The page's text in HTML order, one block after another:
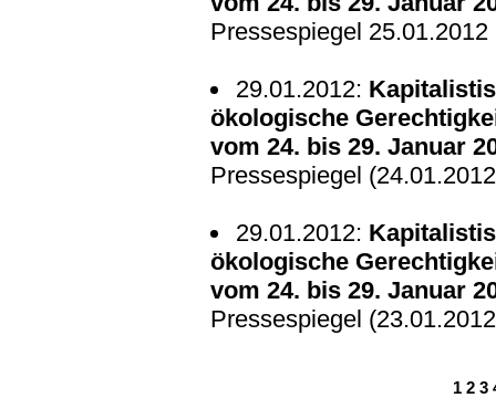
Pressespiegel 25.01.2012
29.01.2012:
ökologische
vom 24. bis 29. Januar
Pressespiegel
29.01.2012:
ökologische
vom 24. bis 29. Januar
Pressespiegel
1 2 3